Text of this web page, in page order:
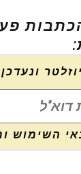
השימוש